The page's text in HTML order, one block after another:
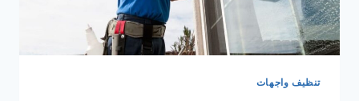
تنظيف واجهات